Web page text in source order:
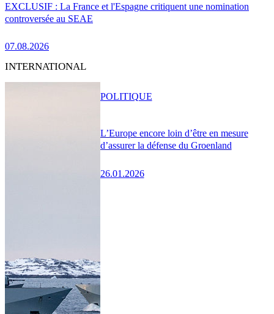
EXCLUSIF : La France et l'Espagne critiquent une nomination
controversée au SEAE
07.08.2026
INTERNATIONAL
L’Europe encore loin d’être en mesure
d’assurer la défense du Groenland
26.01.2026
POLITIQUE